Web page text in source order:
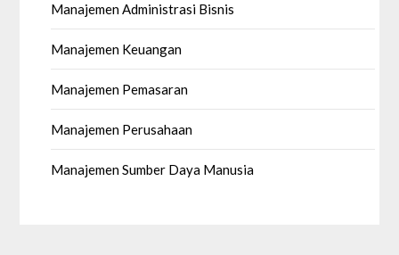
Manajemen Administrasi Bisnis
Manajemen Keuangan
Manajemen Pemasaran
Manajemen Perusahaan
Manajemen Sumber Daya Manusia